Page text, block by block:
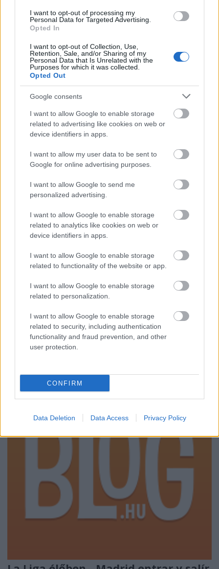
I want to opt-out of processing my
Personal Data for Targeted Advertising.
Opted In
I want to opt-out of Collection, Use,
Retention, Sale, and/or Sharing of my
Personal Data that Is Unrelated with the
Purposes for which it was collected.
Opted Out
Google consents
I want to allow Google to enable storage
related to advertising like cookies on web or
device identifiers in apps.
I want to allow my user data to be sent to
Google for online advertising purposes.
I want to allow Google to send me
personalized advertising.
I want to allow Google to enable storage
related to analytics like cookies on web or
device identifiers in apps.
I want to allow Google to enable storage
related to functionality of the website or app.
I want to allow Google to enable storage
related to personalization.
I want to allow Google to enable storage
related to security, including authentication
functionality and fraud prevention, and other
user protection.
CONFIRM
Data Deletion Data Access Privacy Policy
16 évvel ezelőtt az egyik legerősebb csoportot
alkotta az idei világbajnokságra is összesorsolt
Argentína, Nigéria és Görögország, kiegészülve a
legnagyobb bolgár generáció csapatával. Idén a
Koreai Köztársaság teszi teljessé a B jelű csoportot,
amely így korántsem annyira…
Ryan O'Brien•2010. április 25.
Vasárnap kora délután az Aston Villa és Birmingham
City vívja az angol bajnokság eheti városi
rangadóját. Ez az egyik legnagyobb
hagyományokkal bíró helyi derbi Angliában, hiszen
már 1879 óta vívják a felek. Ahogy arról a korabeli
lapok beszámoltak, ez Anglia második városának…